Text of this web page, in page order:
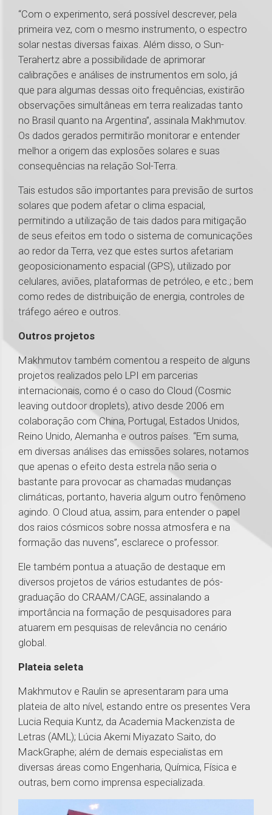
“Com o experimento, será possível descrever, pela
primeira vez, com o mesmo instrumento, o espectro
solar nestas diversas faixas. Além disso, o Sun-
Terahertz abre a possibilidade de aprimorar
calibrações e análises de instrumentos em solo, já
que para algumas dessas oito frequências, existirão
observações simultâneas em terra realizadas tanto
no Brasil quanto na Argentina”, assinala Makhmutov.
Os dados gerados permitirão monitorar e entender
melhor a origem das explosões solares e suas
consequências na relação Sol-Terra.
Tais estudos são importantes para previsão de surtos
solares que podem afetar o clima espacial,
permitindo a utilização de tais dados para mitigação
de seus efeitos em todo o sistema de comunicações
ao redor da Terra, vez que estes surtos afetariam
geoposicionamento espacial (GPS), utilizado por
celulares, aviões, plataformas de petróleo, e etc.; bem
como redes de distribuição de energia, controles de
tráfego aéreo e outros.
Outros projetos
Makhmutov também comentou a respeito de alguns
projetos realizados pelo LPI em parcerias
internacionais, como é o caso do Cloud (Cosmic
leaving outdoor droplets), ativo desde 2006 em
colaboração com China, Portugal, Estados Unidos,
Reino Unido, Alemanha e outros países. “Em suma,
em diversas análises das emissões solares, notamos
que apenas o efeito desta estrela não seria o
bastante para provocar as chamadas mudanças
climáticas, portanto, haveria algum outro fenômeno
agindo. O Cloud atua, assim, para entender o papel
dos raios cósmicos sobre nossa atmosfera e na
formação das nuvens”, esclarece o professor.
Ele também pontua a atuação de destaque em
diversos projetos de vários estudantes de pós-
graduação do CRAAM/CAGE, assinalando a
importância na formação de pesquisadores para
atuarem em pesquisas de relevância no cenário
global.
Plateia seleta
Makhmutov e Raulin se apresentaram para uma
plateia de alto nível, estando entre os presentes Vera
Lucia Requia Kuntz, da Academia Mackenzista de
Letras (AML); Lúcia Akemi Miyazato Saito, do
MackGraphe; além de demais especialistas em
diversas áreas como Engenharia, Química, Física e
outras, bem como imprensa especializada.